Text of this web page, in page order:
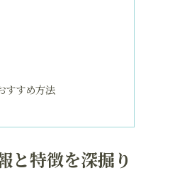
すすめ方法
と特徴を深掘り